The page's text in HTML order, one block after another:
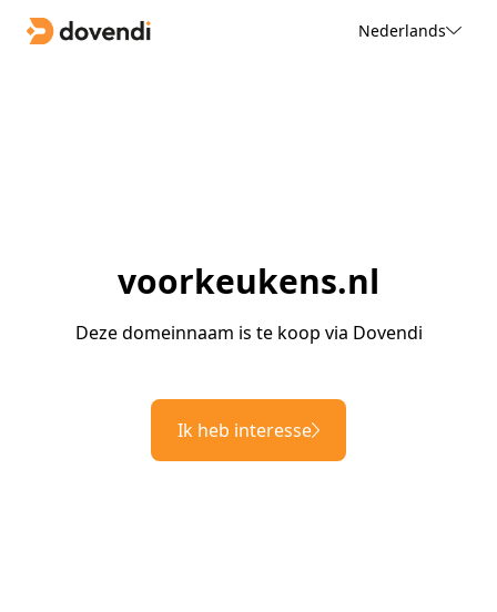
Nederlands
voorkeukens.nl
Deze domeinnaam is te koop via Dovendi
Ik heb interesse